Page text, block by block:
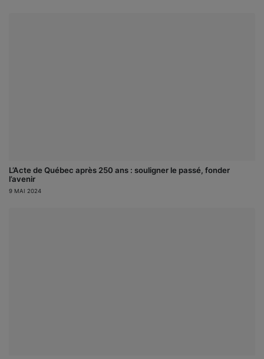
L’Acte de Québec après 250 ans : souligner le passé, fonder
l’avenir
9 MAI 2024